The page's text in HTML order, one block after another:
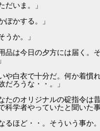
だいま。」
ぽかする。」
うか。」
品は今日の夕方には届く。
や白衣で十分だ。何か着慣
だろうな・・。」
たのオリジナルの碇指令は
科学者やっていたと聞いた
るほど・・。そういう事か。